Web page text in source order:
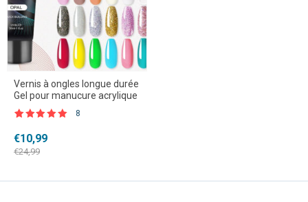
Vernis à ongles longue durée
Gel pour manucure acrylique
sur
notations
client
8
€24,99
Le
prix
€10,99
Le
prix